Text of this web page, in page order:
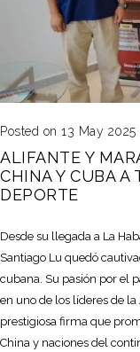
Posted on 13 May 2025
ALIFANTE Y
CHINA Y CUBA A
DEPORTE
Desde su llegada a La
Santiago Lu quedó
cubana. Su pasión por el
en uno de los líderes de
prestigiosa firma que
China y naciones del